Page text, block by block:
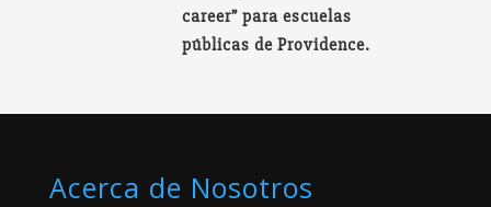
career” para escuelas
públicas de Providence.
Acerca de Nosotros